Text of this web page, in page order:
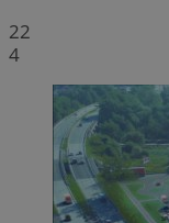
22
4